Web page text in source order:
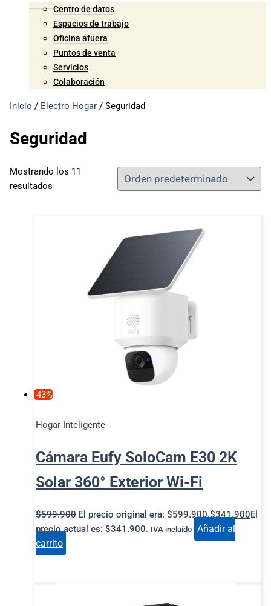
Centro de datos
Espacios de trabajo
Oficina afuera
Puntos de venta
Servicios
Colaboración
Inicio / Electro Hogar / Seguridad
Seguridad
Mostrando los 11
resultados
-43%
Hogar Inteligente
Cámara Eufy SoloCam E30 2K
Solar 360° Exterior Wi-Fi
$599.900 El precio original era: $599.900.$341.900El
precio actual es: $341.900. IVA incluido
Añadir al
carrito